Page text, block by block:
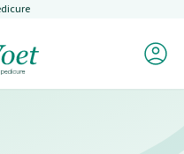
homepagina
Mijn